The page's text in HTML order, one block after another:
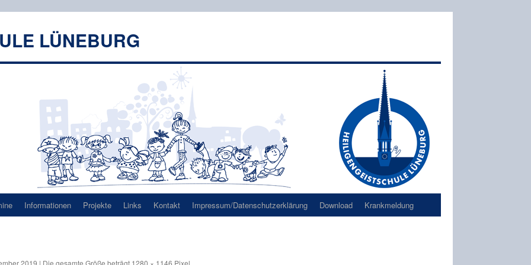
LÜNEBURG
Informationen Projekte Links Kontakt Impressum/Datenschutzerklärung Download Krankmeldung
2019 | Die gesamte Größe beträgt 1280 × 1146 Pixel